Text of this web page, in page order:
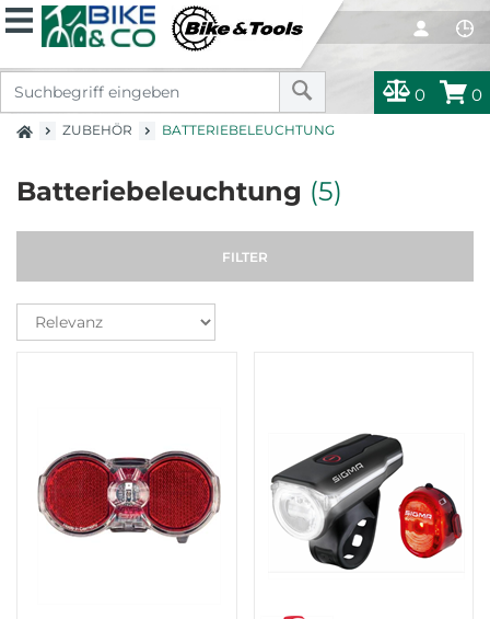
0 0
ZUBEHÖR BATTERIEBELEUCHTUNG
Batteriebeleuchtung (5)
FILTER